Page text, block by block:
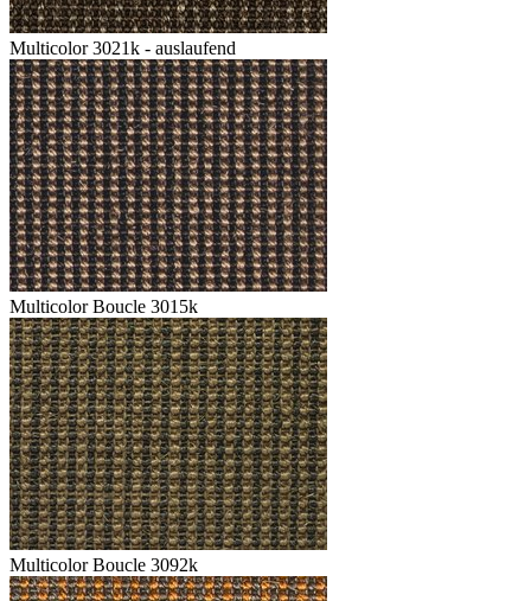
Multicolor 3021k - auslaufend
Multicolor Boucle 3015k
Multicolor Boucle 3092k